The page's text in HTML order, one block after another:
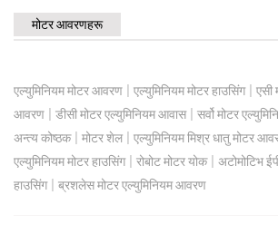
मोटर आवरणहरू
एल्युमिनियम मोटर आवरण | एल्युमिनियम मोटर हाउसिंग| एसी
आवरण | डीसी मोटर एल्युमिनियम आवास| सर्वो मोटर
अन्त्य कोष्ठक| मोटर शेल | एल्युमिनियम मिश्र धातु मोटर
एल्युमिनियम मोटर हाउसिंग| रोबोट मोटर योक| अटोमोटिभ
हाउसिंग| ब्रशलेस मोटर एल्युमिनियम आवरण